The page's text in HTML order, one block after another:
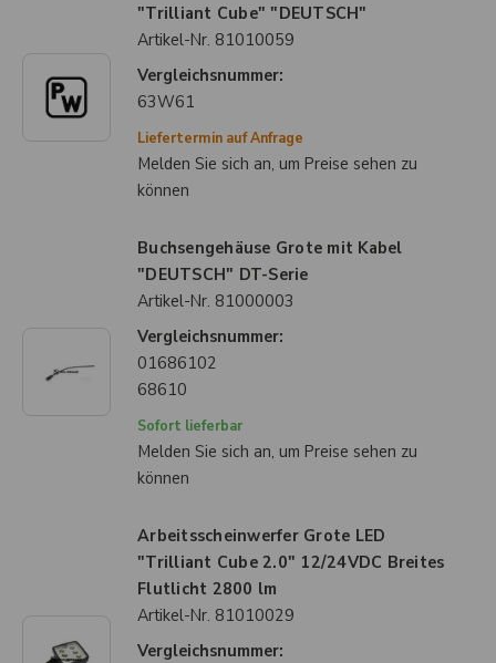
"Trilliant Cube" "DEUTSCH"
Artikel-Nr. 81010059
Vergleichsnummer:
63W61
Liefertermin auf Anfrage
Melden Sie sich an, um Preise sehen zu
können
Buchsengehäuse Grote mit Kabel
"DEUTSCH" DT-Serie
Artikel-Nr. 81000003
Vergleichsnummer:
01686102
68610
Sofort lieferbar
Melden Sie sich an, um Preise sehen zu
können
Arbeitsscheinwerfer Grote LED
"Trilliant Cube 2.0" 12/24VDC Breites
Flutlicht 2800 lm
Artikel-Nr. 81010029
Vergleichsnummer: